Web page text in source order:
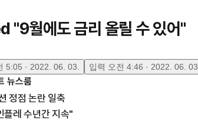
"9월에도 금리 올릴 수 있어"
5:05 · 2022. 06. 03. 입력 오전 4:46 · 2022. 06. 03.
뉴스룸
정점 논란 일축
플레 수년간 지속"